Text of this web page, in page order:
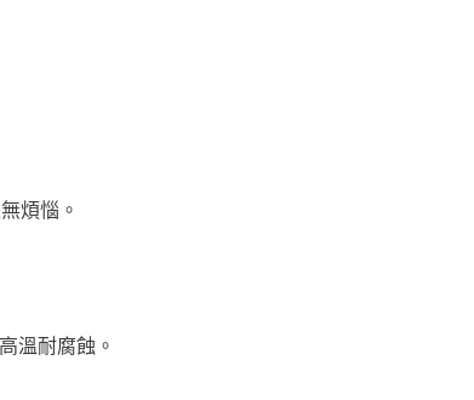
煩惱。
溫耐腐蝕。